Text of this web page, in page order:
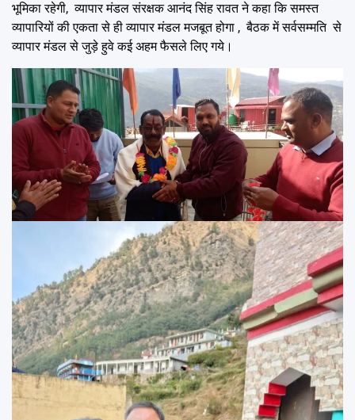
भूमिका रहेगी, व्यापार मंडल संरक्षक आनंद सिंह रावत ने कहा कि समस्त
व्यापारियों की एकता से ही व्यापार मंडल मजबूत होगा , बैठक में सर्वसम्मति से
व्यापार मंडल से जुड़े हुवे कई अहम फैसले लिए गये।